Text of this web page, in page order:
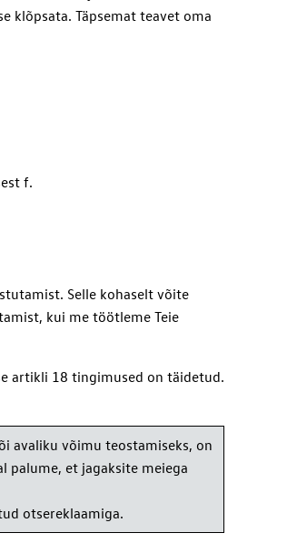
klõpsata. Täpsemat teavet oma
f.
Selle kohaselt võite
kui me töötleme Teie
artikli 18 tingimused on täidetud.
avaliku võimu teostamiseks, on
palume, et jagaksite meiega
otsereklaamiga.